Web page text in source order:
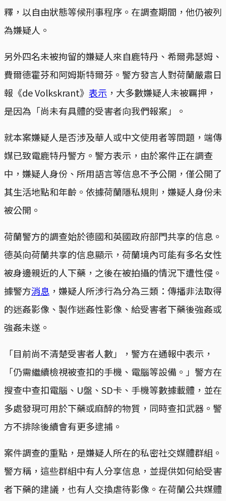
釋，以自由狀態等候刑事程序。在調查期間，他仍被列
為嫌疑人。
另外四名未被拘留的嫌疑人來自鹿特丹、希爾弗瑟姆、
費爾德霍芬和阿姆斯特爾芬。警方發言人對荷蘭嚴肅日
報《de Volkskrant》 表示 ，大多數嫌疑人未被羈押，
是因為「尚未有具體的受害者向我們報案」。
就本案嫌疑人是否涉及華人或中文使用者等問題，端傳
媒已致電鹿特丹警方。警方表示，由於案件正在調查
中，嫌疑人身份、所用語言等信息不予公開，僅公開了
其生活地點和年齡。依據荷蘭隱私規則，嫌疑人身份未
被公開。
荷蘭警方的調查始於德國和英國政府部門共享的信息。
德英向荷蘭共享的信息顯示，荷蘭境內可能有多名女性
被身邊親近的人下藥，之後在被拍攝的情況下遭性侵。
據警方消息 ，嫌疑人所涉行為分為三類：傳播非法取得
的迷姦影像、製作迷姦性影像、給受害者下藥後強姦或
強姦未遂。
「目前尚不清楚受害者人數」，警方在通報中表示，
「仍需繼續檢視被查扣的手機、電腦等設備。」警方在
搜查中查扣電腦、U盤、SD卡、手機等數據載體，並在
多處發現可用於下藥或麻醉的物質，同時查扣武器。警
方不排除後續會有更多逮捕。
案件調查的重點，是嫌疑人所在的私密社交媒體群組。
警方稱，這些群組中有人分享信息，並提供如何給受害
者下藥的建議，也有人交換虐待影像。在荷蘭公共媒體